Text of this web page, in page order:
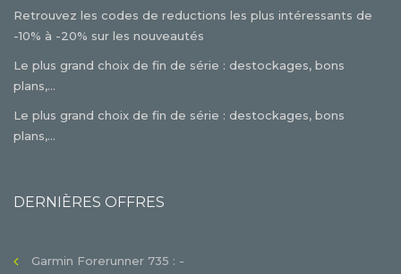
Retrouvez les codes de reductions les plus intéressants de
-10% à -20% sur les nouveautés
Le plus grand choix de fin de série : destockages, bons
plans,...
Le plus grand choix de fin de série : destockages, bons
plans,...
DERNIÈRES OFFRES
Garmin Forerunner 735 : -